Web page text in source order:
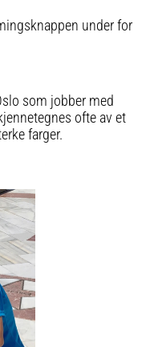
under for
som jobber med
ofte av et
farger.